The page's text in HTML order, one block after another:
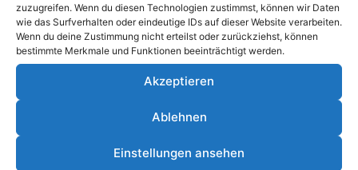
zuzugreifen. Wenn du diesen Technologien zustimmst, können wir Daten
wie das Surfverhalten oder eindeutige IDs auf dieser Website verarbeiten.
Wenn du deine Zustimmung nicht erteilst oder zurückziehst, können
bestimmte Merkmale und Funktionen beeinträchtigt werden.
Akzeptieren
Ablehnen
Einstellungen ansehen